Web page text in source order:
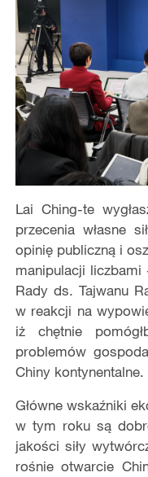
Lai Ching-te
przecenia własne
opinię publiczną i
manipulacji liczbami
Rady ds. Tajwanu
w reakcji na
iż chętnie
problemów
Chiny kontynentalne.
Główne wskaźniki
w tym roku są
jakości siły
rośnie otwarcie